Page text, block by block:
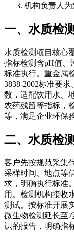
机构负责人为
一、水质检
水质检测项目核心
指标检测含pH值、
标准执行。重金属
3838-2002标准要
数，适配饮用水、
农药残留等指标，
等，满足企业环保
二、水质检
客户先按规范采集
采样时间、地点等
求，明确执行标准
用。检测机构接收
测试。按标准开展
微生物检测延长至
识的报告，明确指